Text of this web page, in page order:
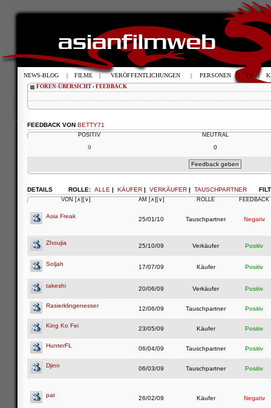
FOREN-ÜBERSICHT ‹ FEEDBACK
FEEDBACK VON BETTY71
POSITIV NEUTRAL
9 0
ROLLE: ALLE | KÄUFER | VERKÄUFER | TAUSCHPARTNER
DETAILS
VON [∧] [∨] AM [∧] [∨] ROLLE FEEDBACK
Asia Freak 25/01/10 Tauschpartner Negativ
Zhoujia 25/10/09 Verkäufer Positiv
Soljah 17/07/09 Käufer Positiv
takeshi 20/06/09 Verkäufer Positiv
Rasierklingenesser 12/06/09 Tauschpartner Positiv
King Ko Fei 23/05/09 Käufer Positiv
HunterFL 06/04/09 Tauschpartner Positiv
Djinn 06/03/09 Tauschpartner Positiv
pat 26/02/09 Käufer Negativ
NEWS-BLOG | FILME | VERÖFFENTLICHUNGEN | PERSONEN | TV |